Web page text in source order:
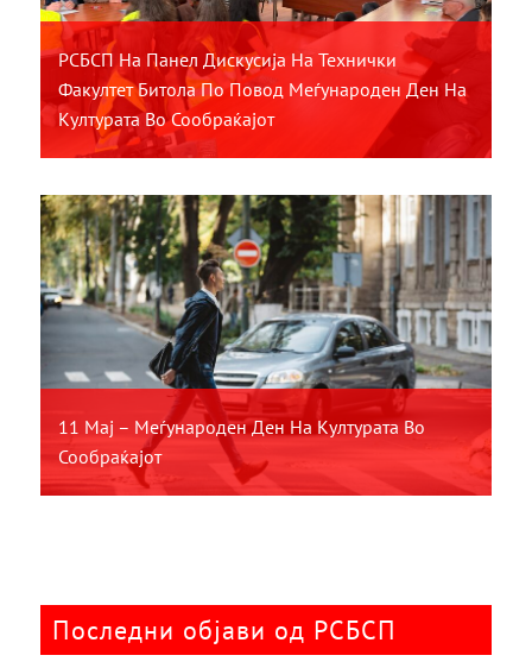
РСБСП На Панел Дискусија На Технички
Факултет Битола По Повод Меѓународен Ден На
Културата Во Сообраќајот
11 Мај – Меѓународен Ден На Културата Во
Сообраќајот
Последни објави од РСБСП